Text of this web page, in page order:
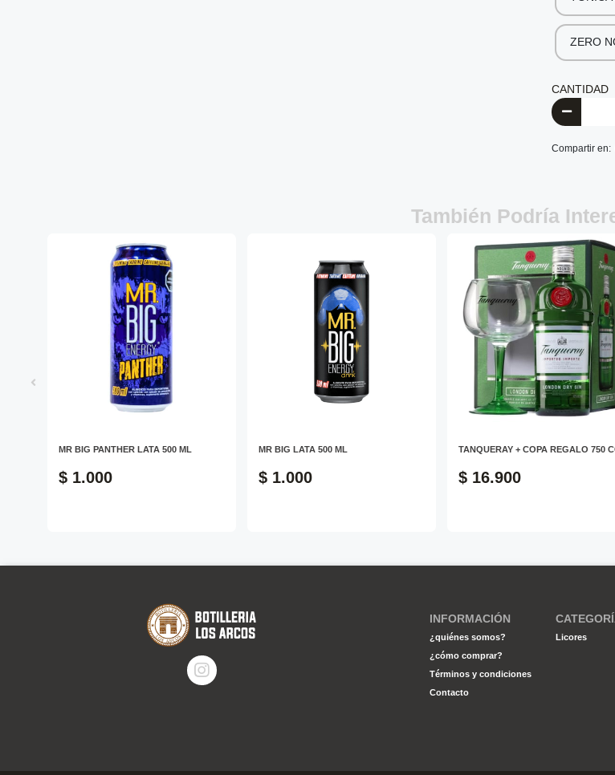
ZERO
CANTIDAD
Compartir en:
También Podría
MR BIG PANTHER LATA 500 ML
$ 1.000
MR BIG LATA 500 ML
$ 1.000
TANQUERAY + COPA REGALO 750
$ 16.900
INFORMACIÓN
¿quiénes somos?
¿cómo comprar?
Términos y condiciones
Contacto
Licores